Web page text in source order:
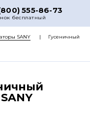
555-86-73
бесплатный
SANY
Гусеничный